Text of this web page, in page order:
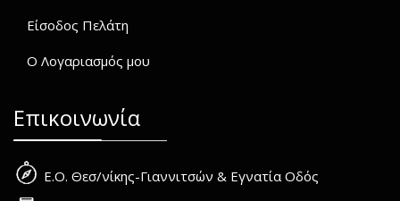
Είσοδος Πελάτη
Ο Λογαριασμός μου
Επικοινωνία
Ε.Ο. Θεσ/νίκης-Γιαννιτσών & Εγνατία Οδός